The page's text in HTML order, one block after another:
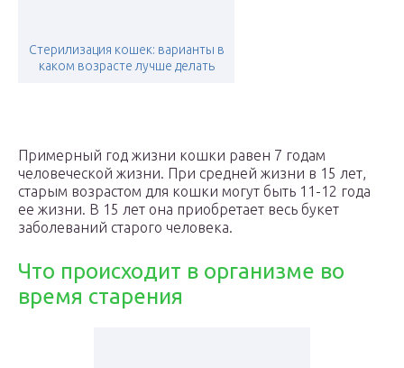
Стерилизация кошек: варианты в
каком возрасте лучше делать
Примерный год жизни кошки равен 7 годам
человеческой жизни. При средней жизни в 15 лет,
старым возрастом для кошки могут быть 11-12 года
ее жизни. В 15 лет она приобретает весь букет
заболеваний старого человека.
Что происходит в организме во
время старения